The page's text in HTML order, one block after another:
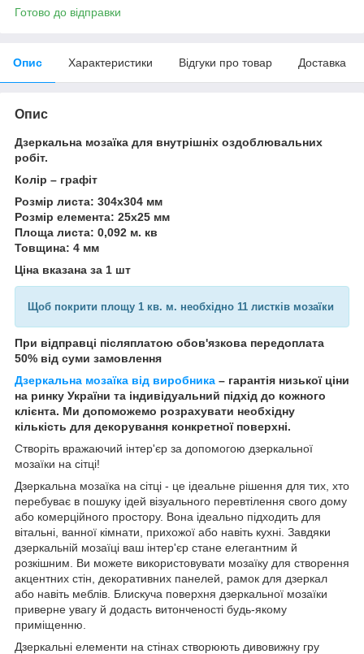
Готово до відправки
Опис Характеристики Відгуки про товар Доставка
Опис
Дзеркальна мозаїка для внутрішніх оздоблювальних
робіт.
Колір – графіт
Розмір листа: 304х304 мм
Розмір елемента: 25х25 мм
Площа листа: 0,092 м. кв
Товщина: 4 мм
Ціна вказана за 1 шт
Щоб покрити площу 1 кв. м. необхідно 11 листків мозаїки
При відправці післяплатою обов'язкова передоплата
50% від суми замовлення
Дзеркальна мозаїка від виробника – гарантія низької ціни
на ринку України та індивідуальний підхід до кожного
клієнта. Ми допоможемо розрахувати необхідну
кількість для декорування конкретної поверхні.
Створіть вражаючий інтер'єр за допомогою дзеркальної
мозаїки на сітці!
Дзеркальна мозаїка на сітці - це ідеальне рішення для тих, хто
перебуває в пошуку ідей візуального перевтілення свого дому
або комерційного простору. Вона ідеально підходить для
вітальні, ванної кімнати, прихожої або навіть кухні. Завдяки
дзеркальній мозаїці ваш інтер'єр стане елегантним й
розкішним. Ви можете використовувати мозаїку для створення
акцентних стін, декоративних панелей, рамок для дзеркал
або навіть меблів. Блискуча поверхня дзеркальної мозаїки
приверне увагу й додасть витонченості будь-якому
приміщенню.
Дзеркальні елементи на стінах створюють дивовижну гру